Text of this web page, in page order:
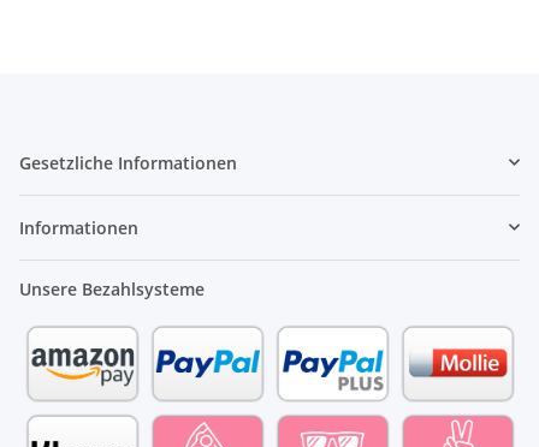
Gesetzliche Informationen
Informationen
Unsere Bezahlsysteme